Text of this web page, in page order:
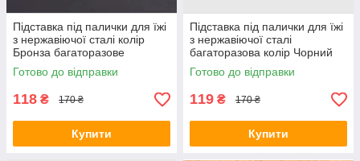
Підставка під палички для їжі
з нержавіючої сталі колір
Бронза багаторазове
Готово до відправки
118 ₴ 170 ₴
Купити
Підставка під палички для їжі
з нержавіючої сталі
багаторазова колір Чорний
Готово до відправки
119 ₴ 170 ₴
Купити